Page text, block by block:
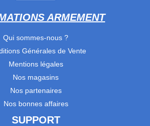
ARMEMENT
Qui sommes-nous ?
Générales de Vente
Mentions légales
Nos magasins
Nos partenaires
Nos bonnes affaires
SUPPORT